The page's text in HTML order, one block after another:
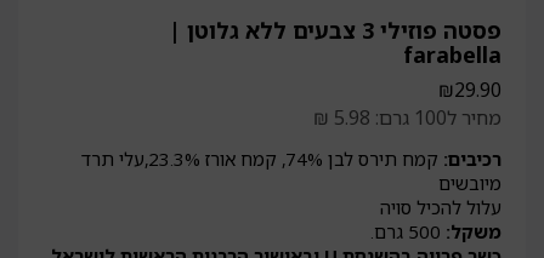
פסטה פוזילי 3 צבעים ללא גלוטן |
farabella
₪29.90
מחיר ל100 גרם: 5.98 ₪
רכיבים:
קמח תירס לבן 74%, קמח אורז 23.3%,עלי תרד
מיובשים
עלול להכיל סויה
משקל: